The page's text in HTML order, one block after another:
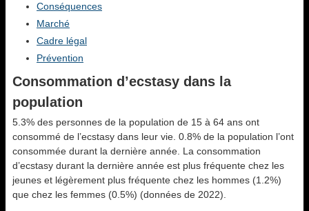
Conséquences
Marché
Cadre légal
Prévention
Consommation d’ecstasy dans la
population
5.3% des personnes de la population de 15 à 64 ans ont
consommé de l’ecstasy dans leur vie. 0.8% de la population l’ont
consommée durant la dernière année. La consommation
d’ecstasy durant la dernière année est plus fréquente chez les
jeunes et légèrement plus fréquente chez les hommes (1.2%)
que chez les femmes (0.5%) (données de 2022).